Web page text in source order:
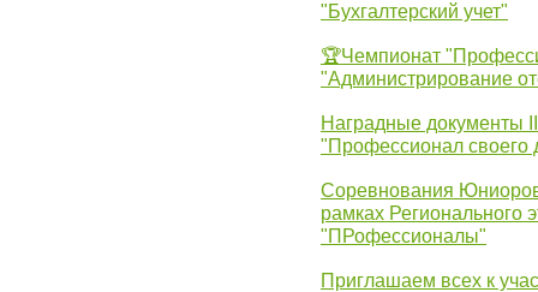
"Бухгалтерский учет"
🏆Чемпионат
"Администрирование
Наградные документы
"Профессионал своего
Соревнования
рамках Регионального
"ПРофессионалы"
Приглашаем всех к